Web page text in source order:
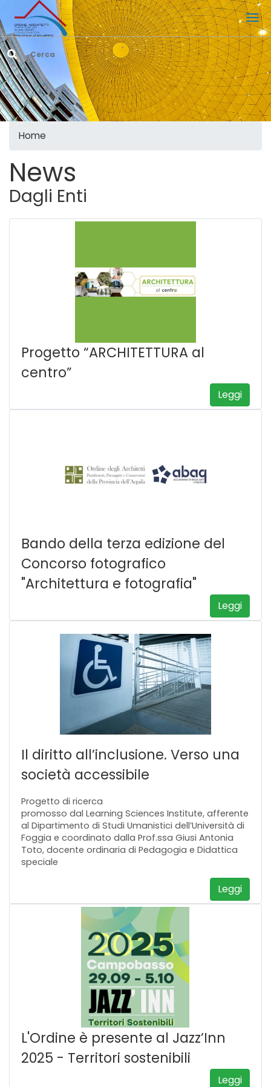
Home
News
Dagli Enti
Progetto “ARCHITETTURA al
centro”
Leggi
Bando della terza edizione del
Concorso fotografico
"Architettura e fotografia"
Leggi
Il diritto all’inclusione. Verso una
società accessibile
Progetto di ricerca
promosso dal Learning Sciences Institute, afferente
al Dipartimento di Studi Umanistici dell’Università di
Foggia e coordinato dalla Prof.ssa Giusi Antonia
Toto, docente ordinaria di Pedagogia e Didattica
speciale
Leggi
L'Ordine è presente al Jazz’Inn
2025 - Territori sostenibili
Leggi